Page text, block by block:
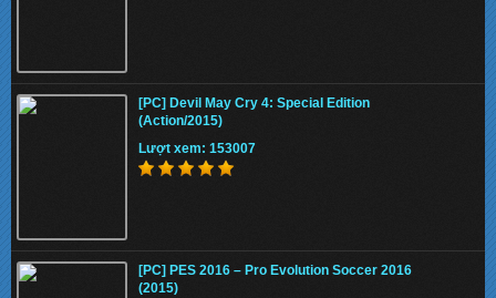
[PC] Devil May Cry 4: Special Edition
(Action/2015)
Lượt xem: 153007
[PC] PES 2016 – Pro Evolution Soccer 2016
(2015)